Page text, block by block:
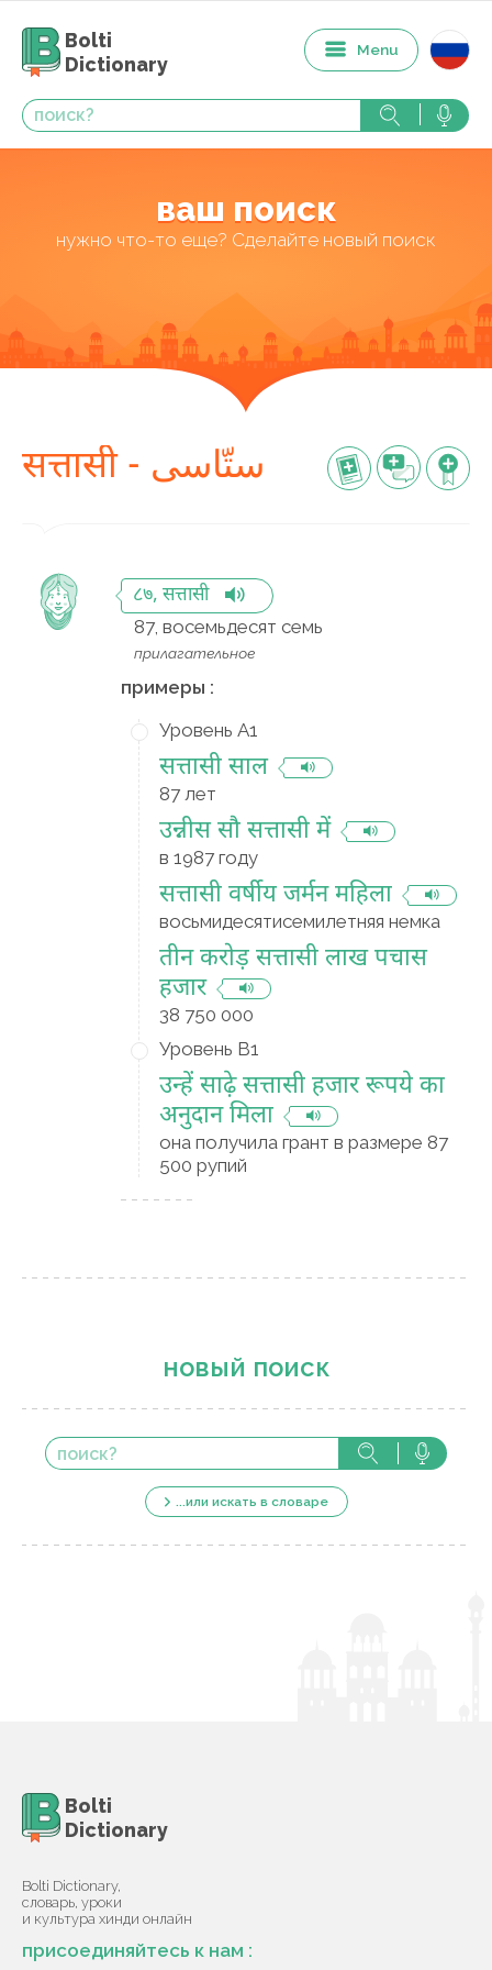
Bolti
Dictionary
Menu
ваш поиск
нужно что-то еще? Сделайте новый поиск
सत्तासी - ستّاسی
८७, सत्तासी
87, восемьдесят семь
прилагательное
примеры :
Уровень A1
सत्तासी साल
87 лет
उन्नीस सौ सत्तासी में
в 1987 году
सत्तासी वर्षीय जर्मन महिला
восьмидесятисемилетняя немка
तीन करोड़ सत्तासी लाख पचास
हजार
38 750 000
Уровень B1
उन्हें साढ़े सत्तासी हजार रूपये का
अनुदान मिला
она получила грант в размере 87
500 рупий
новый поиск
...или искать в словаре
Bolti
Dictionary
Bolti Dictionary,
словарь, уроки
и культура хинди онлайн
присоединяйтесь к нам :